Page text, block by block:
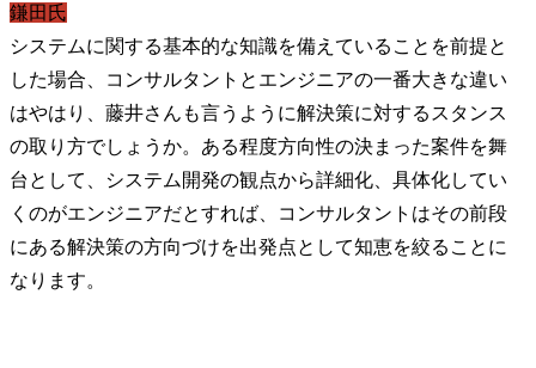
鎌田氏
システムに関する基本的な知識を備えていることを前提と
した場合、コンサルタントとエンジニアの一番大きな違い
はやはり、藤井さんも言うように解決策に対するスタンス
の取り方でしょうか。ある程度方向性の決まった案件を舞
台として、システム開発の観点から詳細化、具体化してい
くのがエンジニアだとすれば、コンサルタントはその前段
にある解決策の方向づけを出発点として知恵を絞ることに
なります。